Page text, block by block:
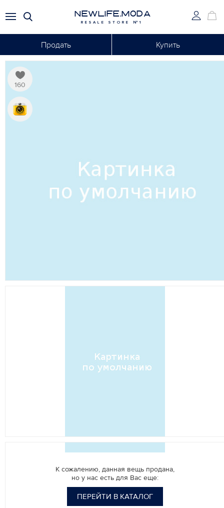
NEWLIFE.MODA
RESALE STORE №1
Продать Купить
160
К сожалению, данная вещь продана,
но у нас есть для Вас еще:
ПЕРЕЙТИ В КАТАЛОГ